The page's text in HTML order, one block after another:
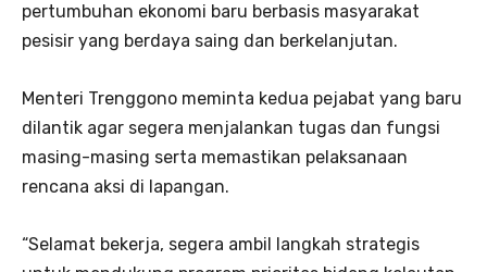
pertumbuhan ekonomi baru berbasis masyarakat
pesisir yang berdaya saing dan berkelanjutan.
Menteri Trenggono meminta kedua pejabat yang baru
dilantik agar segera menjalankan tugas dan fungsi
masing-masing serta memastikan pelaksanaan
rencana aksi di lapangan.
“Selamat bekerja, segera ambil langkah strategis